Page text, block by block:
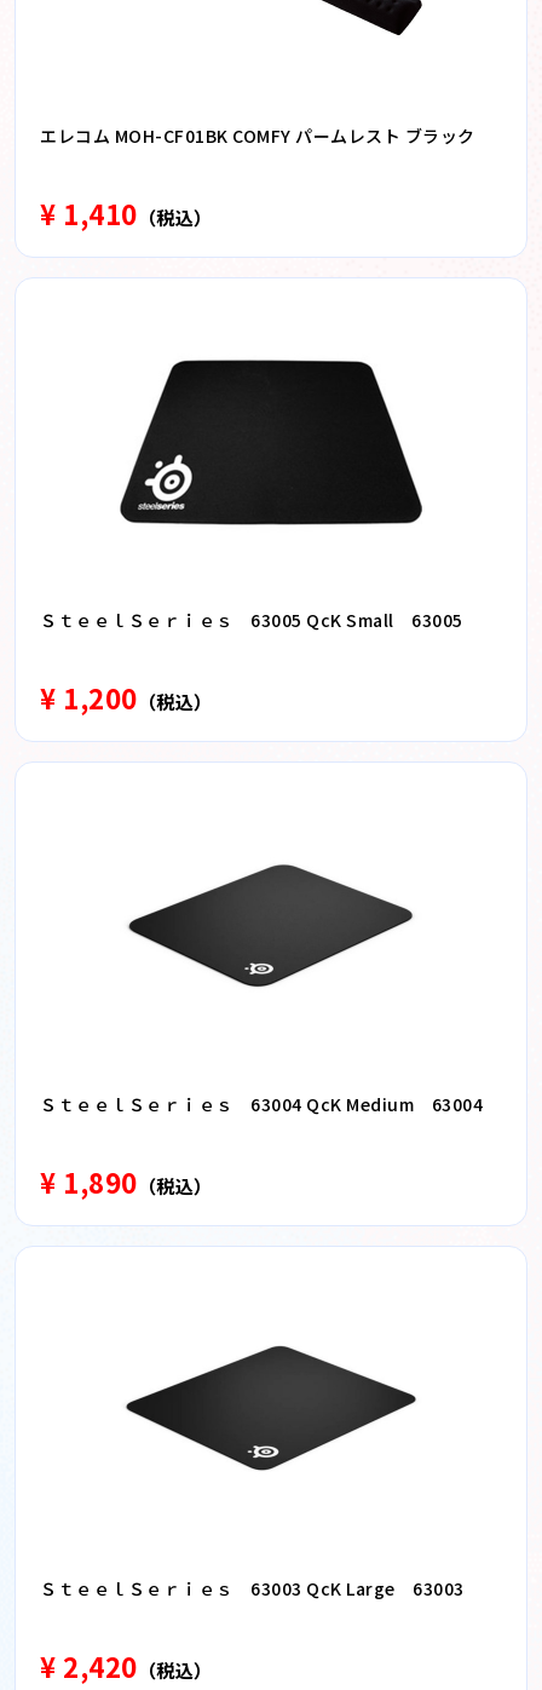
エレコム MOH-CF01BK COMFY パームレスト ブラック
¥ 1,410 （税込）
ＳｔｅｅｌＳｅｒｉｅｓ 63005 QcK Small 63005
¥ 1,200 （税込）
ＳｔｅｅｌＳｅｒｉｅｓ 63004 QcK Medium 63004
¥ 1,890 （税込）
ＳｔｅｅｌＳｅｒｉｅｓ 63003 QcK Large 63003
¥ 2,420 （税込）